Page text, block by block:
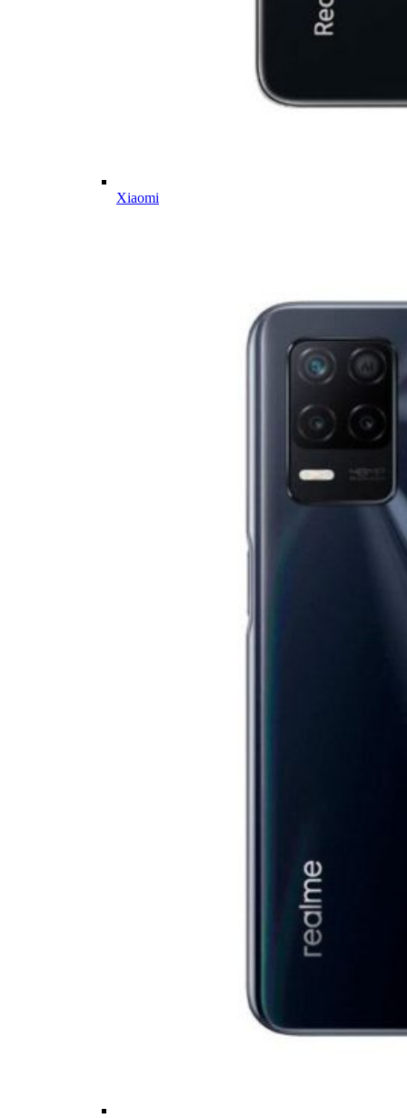
Xiaomi